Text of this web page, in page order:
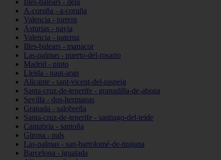
Illes-balears - deià
A-coruña - a-coruña
Valencia - torrent
Asturias - navia
Valencia - paterna
Illes-balears - manacor
Las-palmas - puerto-del-rosario
Madrid - pinto
Lleida - naut-aran
Alicante - sant-vicent-del-raspeig
Santa-cruz-de-tenerife - granadilla-de-abona
Sevilla - dos-hermanas
Granada - salobreña
Santa-cruz-de-tenerife - santiago-del-teide
Cantabria - santoña
Girona - pals
Las-palmas - san-bartolomé-de-tirajana
Barcelona - igualada